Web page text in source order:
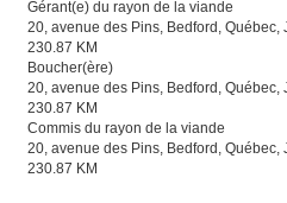
Gérant(e) du rayon de la viande
20, avenue des Pins, Bedford, Québec,
230.87 KM
Boucher(ère)
20, avenue des Pins, Bedford, Québec,
230.87 KM
Commis du rayon de la viande
20, avenue des Pins, Bedford, Québec,
230.87 KM